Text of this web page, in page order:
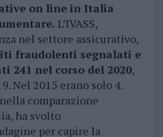
on line in Italia
L’IVASS,
nel settore assicurativo,
fraudolenti segnalati e
241 nel corso del 2020,
Nel 2015 erano solo 4.
comparazione
ha svolto
per capire la